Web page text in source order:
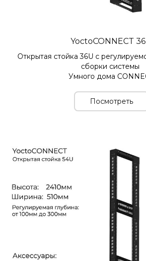
YoctoCONNECT
Открытая стойка 36U с
сборки системы
Умного дома
Посмотреть